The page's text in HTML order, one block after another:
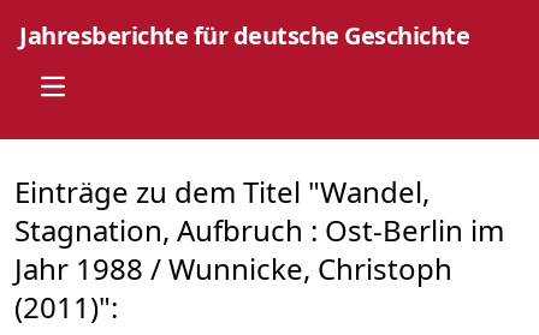
Jahresberichte für deutsche Geschichte
Open main menu
Einträge zu dem Titel "Wandel,
Stagnation, Aufbruch : Ost-Berlin im
Jahr 1988 / Wunnicke, Christoph
(2011)":